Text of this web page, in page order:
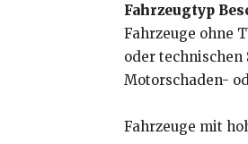
Fahrzeugtyp
Fahrzeuge ohne
oder technischen
Motorschaden-
Fahrzeuge mit